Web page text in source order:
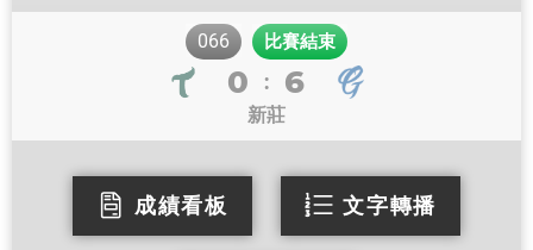
066 比賽結束
0 : 6
新莊
成績看板 文字轉播